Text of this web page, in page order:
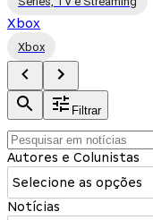
Xbox
Xbox
Filtrar
Autores e Colunistas
Selecione as opções
Notícias